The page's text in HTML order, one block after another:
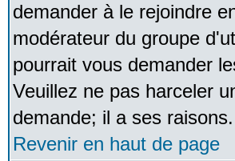
demander à le rejoindre
modérateur du groupe
pourrait vous demander
Veuillez ne pas harceler
demande; il a ses raisons.
Revenir en haut de page